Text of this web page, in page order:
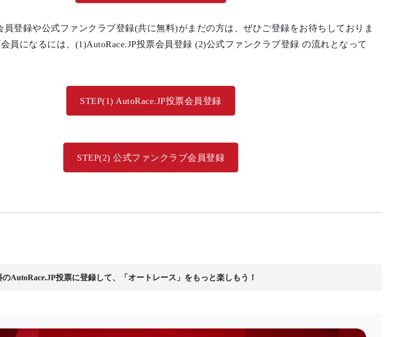
員登録や公式ファンクラブ登録(共に無料)がまだの方は、ぜひご登録をお待ちしておりま
員になるには、(1)AutoRace.JP投票会員登録 (2)公式ファンクラブ登録 の流れとなって
STEP(1) AutoRace.JP投票会員登録
STEP(2) 公式ファンクラブ会員登録
AutoRace.JP投票に登録して、「オートレース」をもっと楽しもう！